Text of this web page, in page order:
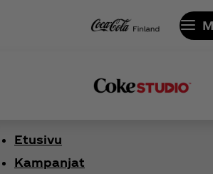
Etusivu
Kampanjat